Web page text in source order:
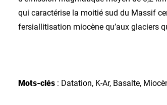
qui caractérise la moitié sud du Massif
fersiallitisation miocène qu’aux glaciers
Mots-clés : Datation, K-Ar, Basalte,